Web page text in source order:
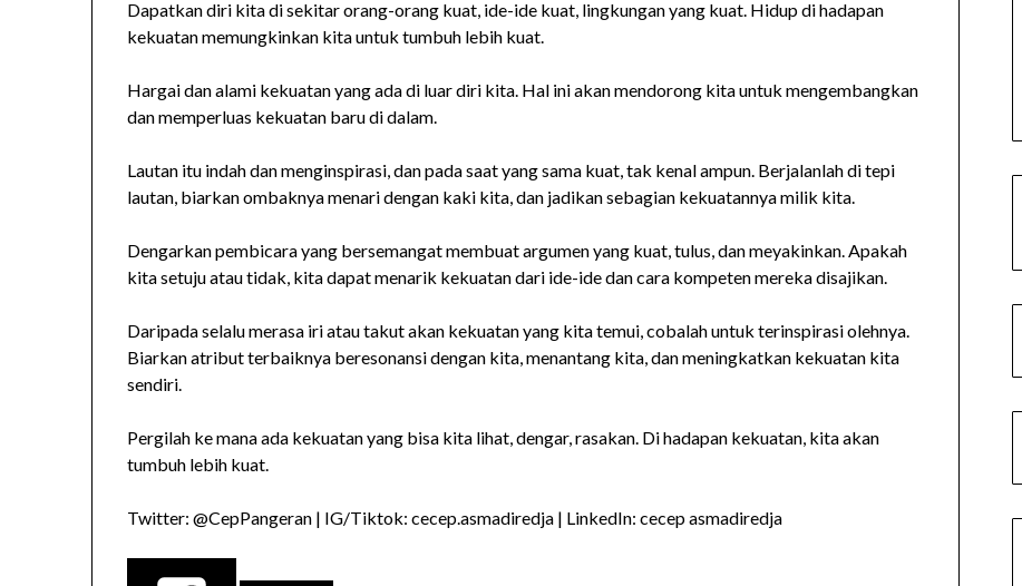
Dapatkan diri kita di sekitar orang-orang kuat, ide-ide kuat, lingkungan yang kuat. Hidup di hadapan
kekuatan memungkinkan kita untuk tumbuh lebih kuat.
Hargai dan alami kekuatan yang ada di luar diri kita. Hal ini akan mendorong kita untuk mengembangkan
dan memperluas kekuatan baru di dalam.
Lautan itu indah dan menginspirasi, dan pada saat yang sama kuat, tak kenal ampun. Berjalanlah di tepi
lautan, biarkan ombaknya menari dengan kaki kita, dan jadikan sebagian kekuatannya milik kita.
Dengarkan pembicara yang bersemangat membuat argumen yang kuat, tulus, dan meyakinkan. Apakah
kita setuju atau tidak, kita dapat menarik kekuatan dari ide-ide dan cara kompeten mereka disajikan.
Daripada selalu merasa iri atau takut akan kekuatan yang kita temui, cobalah untuk terinspirasi olehnya.
Biarkan atribut terbaiknya beresonansi dengan kita, menantang kita, dan meningkatkan kekuatan kita
sendiri.
Pergilah ke mana ada kekuatan yang bisa kita lihat, dengar, rasakan. Di hadapan kekuatan, kita akan
tumbuh lebih kuat.
Twitter: @CepPangeran | IG/Tiktok: cecep.asmadiredja | LinkedIn: cecep asmadiredja